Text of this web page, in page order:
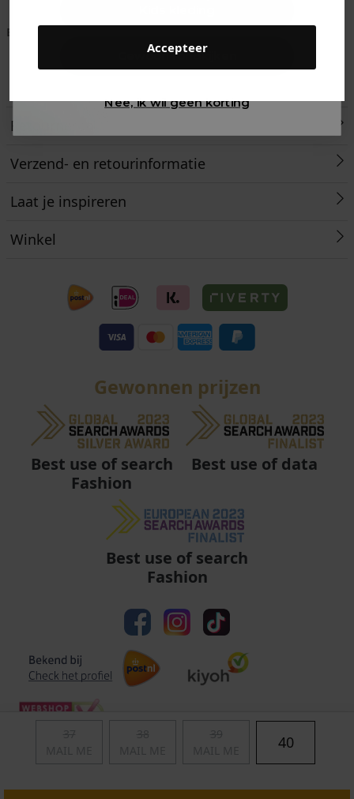
Accepteer
40
Betaal achteraf met
is morgen in huis!*
Retourneren
Verzend- en retourinformatie
Laat je inspireren
Winkel
Gewonnen prijzen
Best use of search
Fashion
Best use of data
Best use of search
Fashion
| Cookies
Gewoon rondkijken
Nee, ik wil geen korting